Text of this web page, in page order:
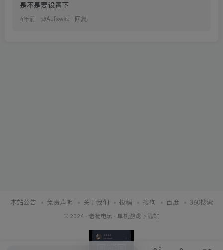
是不是要设置下
4年前 @Aufswsu 回复
本站公告 免责声明 关于我们 投稿 搜狗 百度 360搜索
© 2024 · 老杨电玩 · 单机游戏下载站
8